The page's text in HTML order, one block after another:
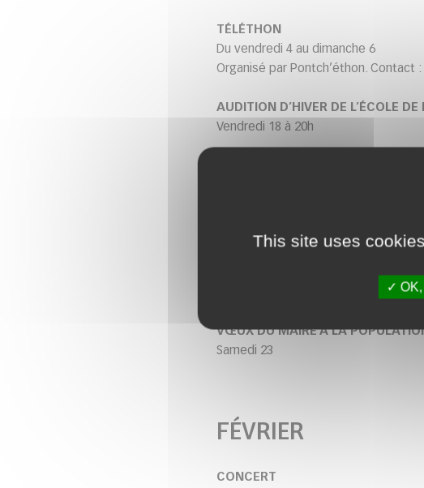
This site uses
OK,
TÉLÉTHON
Du vendredi 4 au dimanche 6
Organisé par Pontch’éthon. Contact
AUDITION D’HIVER DE L’ÉCOLE
Vendredi 18 à 20h
VŒUX DU MAIRE A LA
Samedi 23
FÉVRIER
CONCERT